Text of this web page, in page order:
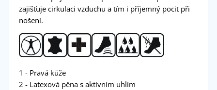
zajišťuje cirkulaci vzduchu a tím i příjemný pocit při
nošení.
1 - Pravá kůže
2 - Latexová pěna s aktivním uhlím